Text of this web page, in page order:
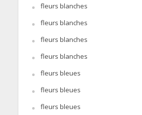
fleurs blanches
fleurs blanches
fleurs blanches
fleurs blanches
fleurs bleues
fleurs bleues
fleurs bleues